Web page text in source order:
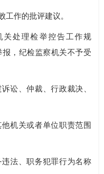
作的批评建议。
处理检举控告工作规
，纪检监察机关不予受
、仲裁、行政裁决、
机关或者单位职责范围
法、职务犯罪行为名称